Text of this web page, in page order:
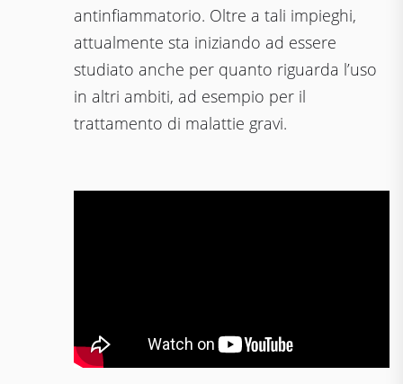
antinfiammatorio. Oltre a tali impieghi,
attualmente sta iniziando ad essere
studiato anche per quanto riguarda l’uso
in altri ambiti, ad esempio per il
trattamento di malattie gravi.